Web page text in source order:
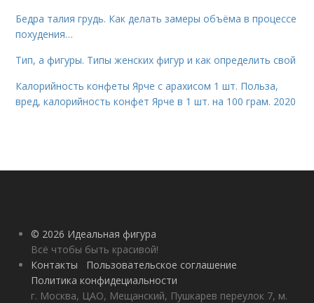
Бедра талия грудь. Как делать замеры объёма в процессе
похудения…
Тип, а фигуры. Типы женских фигур и как определить свой
Калорийность конфеты Ярче с арахисом 1 шт. Польза,
вред, калорийность конфет Ярче в 1 шт. на 100 грам. 2020
© 2026 Идеальная фигура
Всё чтобы быть красивой!
Контакты
Пользовательское соглашение
Политика конфидециальности
г. Москва, ЦАО, Мещанский, Пушкарев переулок 7, м.